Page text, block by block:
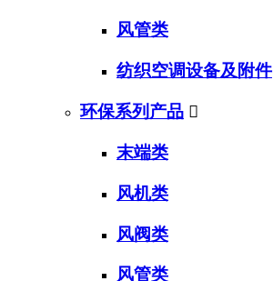
风管类
纺织空调设备及附件
环保系列产品 
末端类
风机类
风阀类
风管类